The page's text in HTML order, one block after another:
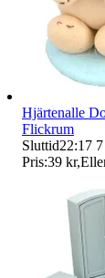
Hjärtenalle
Flickrum
Sluttid22:17
Pris:39 kr,